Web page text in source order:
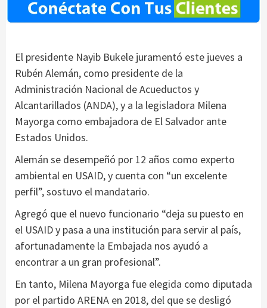
El presidente Nayib Bukele juramentó este jueves a
Rubén Alemán, como presidente de la
Administración Nacional de Acueductos y
Alcantarillados (ANDA), y a la legisladora Milena
Mayorga como embajadora de El Salvador ante
Estados Unidos.
Alemán se desempeñó por 12 años como experto
ambiental en USAID, y cuenta con “un excelente
perfil”, sostuvo el mandatario.
Agregó que el nuevo funcionario “deja su puesto en
el USAID y pasa a una institución para servir al país,
afortunadamente la Embajada nos ayudó a
encontrar a un gran profesional”.
En tanto, Milena Mayorga fue elegida como diputada
por el partido ARENA en 2018, del que se desligó